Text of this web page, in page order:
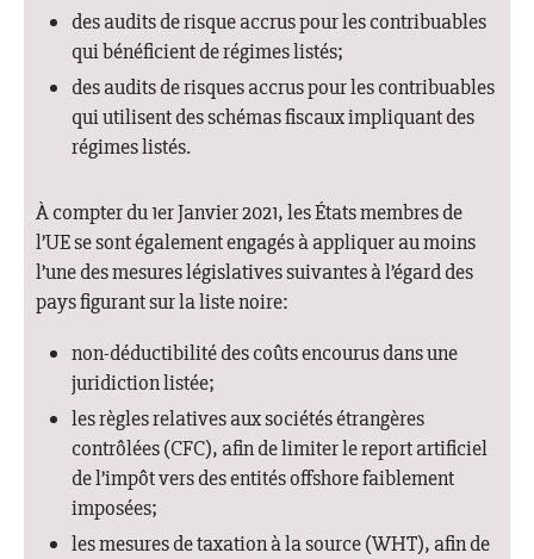
des audits de risque accrus pour les contribuables
qui bénéficient de régimes listés;
des audits de risques accrus pour les contribuables
qui utilisent des schémas fiscaux impliquant des
régimes listés.
À compter du 1er Janvier 2021, les États membres de
l’UE se sont également engagés à appliquer au moins
l’une des mesures législatives suivantes à l’égard des
pays figurant sur la liste noire:
non-déductibilité des coûts encourus dans une
juridiction listée;
les règles relatives aux sociétés étrangères
contrôlées (CFC), afin de limiter le report artificiel
de l’impôt vers des entités offshore faiblement
imposées;
les mesures de taxation à la source (WHT), afin de